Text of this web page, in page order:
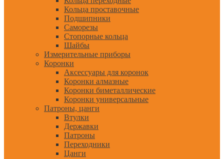
Кольца проставочные
Подшипники
Саморезы
Стопорные кольца
Шайбы
Измерительные приборы
Коронки
Аксессуары для коронок
Коронки алмазные
Коронки биметаллические
Коронки универсальные
Патроны, цанги
Втулки
Державки
Патроны
Переходники
Цанги